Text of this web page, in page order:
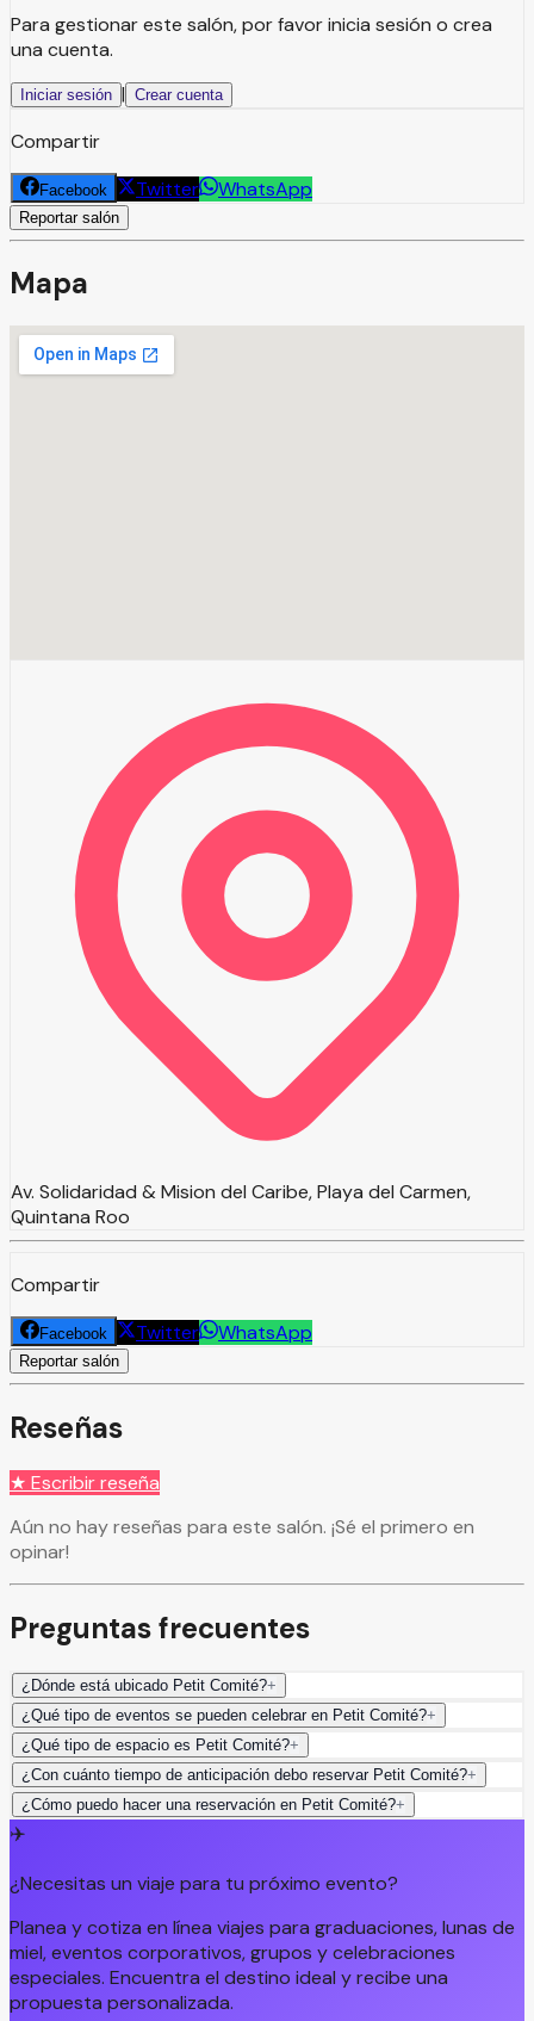
Para gestionar este salón, por favor inicia sesión o crea
una cuenta.
Iniciar sesión | Crear cuenta
Compartir
Facebook Twitter WhatsApp
Reportar salón
Mapa
Av. Solidaridad & Mision del Caribe, Playa del Carmen,
Quintana Roo
Compartir
Facebook Twitter WhatsApp
Reportar salón
Reseñas
★ Escribir reseña
Aún no hay reseñas para este salón. ¡Sé el primero en
opinar!
Preguntas frecuentes
¿Dónde está ubicado Petit Comité?+
¿Qué tipo de eventos se pueden celebrar en Petit Comité?+
¿Qué tipo de espacio es Petit Comité?+
¿Con cuánto tiempo de anticipación debo reservar Petit Comité?+
¿Cómo puedo hacer una reservación en Petit Comité?+
✈️
¿Necesitas un viaje para tu próximo evento?
Planea y cotiza en línea viajes para graduaciones, lunas de
miel, eventos corporativos, grupos y celebraciones
especiales. Encuentra el destino ideal y recibe una
propuesta personalizada.